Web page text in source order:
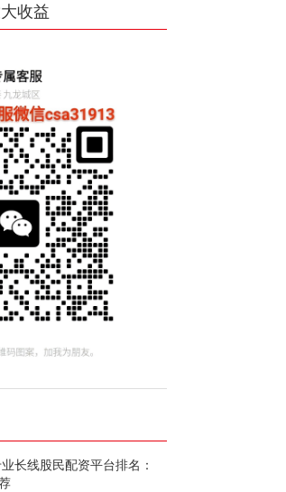
收益
长线股民配资平台排名：